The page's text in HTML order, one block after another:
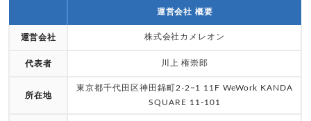
運営会社 概要
運営会社 株式会社カメレオン
代表者 川上 権崇郎
所在地
東京都千代田区神田錦町2-2−1 11F WeWork KANDA
SQUARE 11-101